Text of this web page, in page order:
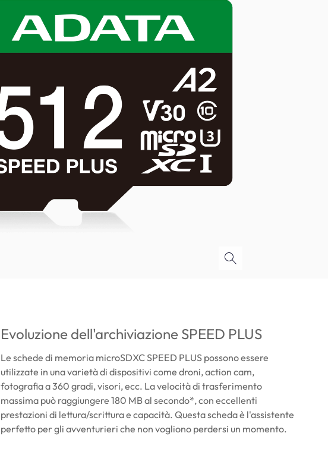
Evoluzione dell'archiviazione SPEED PLUS
Le schede di memoria microSDXC SPEED PLUS possono essere
utilizzate in una varietà di dispositivi come droni, action cam,
fotografia a 360 gradi, visori, ecc. La velocità di trasferimento
massima può raggiungere 180 MB al secondo*, con eccellenti
prestazioni di lettura/scrittura e capacità. Questa scheda è l'assistente
perfetto per gli avventurieri che non vogliono perdersi un momento.